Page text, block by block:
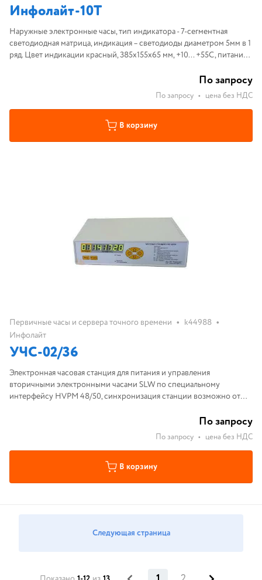
Инфолайт-10Т
Наружные электронные часы, тип индикатора - 7-сегментная
светодиодная матрица, индикация – светодиоды диаметром 5мм в 1
ряд. Цвет индикации красный, 385х155х65 мм, +10... +55С, питание
По запросу
По запросу • цена без НДС
В корзину
Первичные часы и сервера точного времени • k44988 •
Инфолайт
УЧС-02/36
Электронная часовая станция для питания и управления
вторичными электронными часами SLW по специальному
интерфейсу HVPM 48/50, синхронизация станции возможно от
По запросу
По запросу • цена без НДС
В корзину
Следующая страница